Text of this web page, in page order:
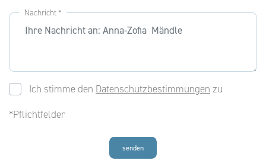
Nachricht *
Ich stimme den Datenschutzbestimmungen zu
*Pflichtfelder
senden